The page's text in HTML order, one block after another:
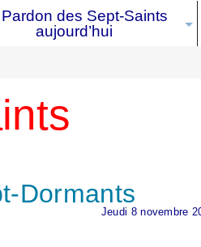
des Sept-Saints
aujourd’hui
Dormants
Jeudi 8 novembre